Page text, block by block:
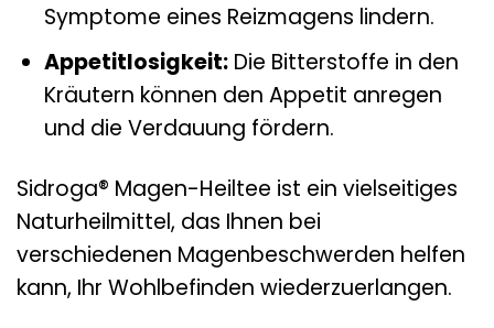
Symptome eines Reizmagens lindern.
Appetitlosigkeit:Die Bitterstoffe in den
Kräutern können den Appetit anregen
und die Verdauung fördern.
Sidroga® Magen-Heiltee ist ein vielseitiges
Naturheilmittel, das Ihnen bei
verschiedenen Magenbeschwerden helfen
kann, Ihr Wohlbefinden wiederzuerlangen.